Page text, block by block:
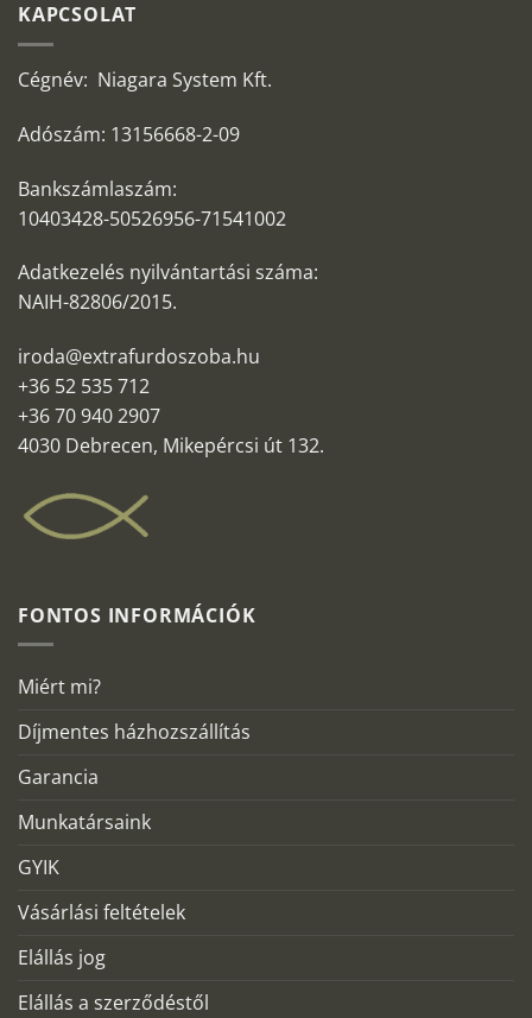
KAPCSOLAT
Cégnév: Niagara System Kft.
Adószám: 13156668-2-09
Bankszámlaszám:
10403428-50526956-71541002
Adatkezelés nyilvántartási száma:
NAIH-82806/2015.
iroda@extrafurdoszoba.hu
+36 52 535 712
+36 70 940 2907
4030 Debrecen, Mikepércsi út 132.
FONTOS INFORMÁCIÓK
Miért mi?
Díjmentes házhozszállítás
Garancia
Munkatársaink
GYIK
Vásárlási feltételek
Elállás jog
Elállás a szerződéstől